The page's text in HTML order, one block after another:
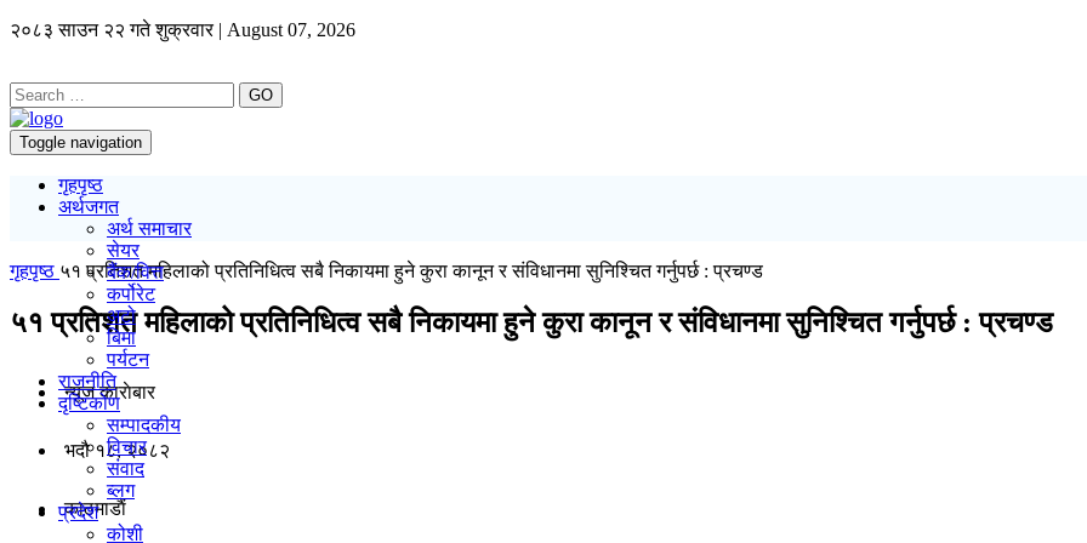
२०८३ साउन २२ गते शुक्रवार | August 07, 2026
GO
Toggle navigation
गृहपृष्ठ
अर्थजगत
अर्थ समाचार
सेयर
बैंक/वित्त
कर्पोरेट
अटो
बिमा
पर्यटन
राजनीति
दृष्टिकोण
सम्पादकीय
विचार
संवाद
ब्लग
प्रदेश
कोशी
गृहपृष्ठ ५१ प्रतिशत महिलाको प्रतिनिधित्व सबै निकायमा हुने कुरा कानून र संविधानमा सुनिश्चित गर्नुपर्छ : प्रचण्ड
५१ प्रतिशत महिलाको प्रतिनिधित्व सबै निकायमा हुने कुरा कानून र संविधानमा सुनिश्चित गर्नुपर्छ : प्रचण्ड
न्यूज काराेबार
भदौ १८, २०८२
काठमाडाैं